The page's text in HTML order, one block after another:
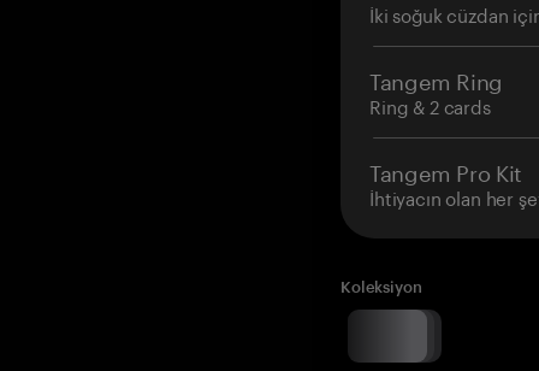
İki soğuk cüzdan
Tangem Ring
Ring & 2 cards
Tangem Pro Kit
İhtiyacın olan her
Koleksiyon